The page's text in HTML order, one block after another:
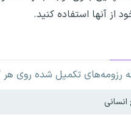
از آنها استفاده کنید.
تکمیل شده روی هر